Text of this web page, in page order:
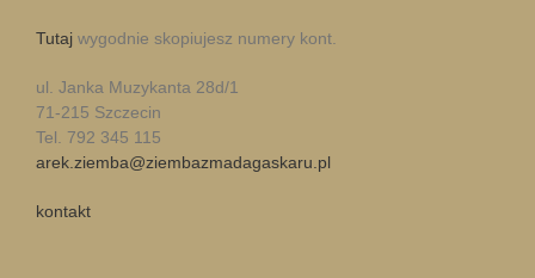
Tutaj wygodnie skopiujesz numery kont.
ul. Janka Muzykanta 28d/1
71-215 Szczecin
Tel. 792 345 115
arek.ziemba@ziembazmadagaskaru.pl
kontakt